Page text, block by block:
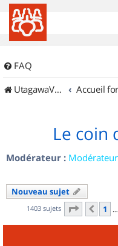
FAQ
UtagawaVTT (Randos VTT et VTTAE avec traces GPS)
Accueil
Le coin
Modérateur :
Nouveau sujet
1403 sujets Page 30
1 …